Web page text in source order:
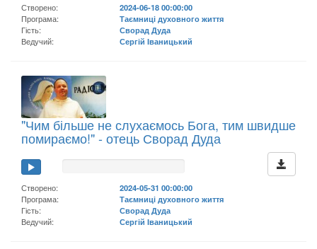
Створено:
2024-06-18 00:00:00
Програма:
Таємниці духовного життя
Гість:
Сворад Дуда
Ведучий:
Сергій Іваницький
"Чим більше не слухаємось Бога, тим швидше
помираємо!" - отець Сворад Дуда
Створено:
2024-05-31 00:00:00
Програма:
Таємниці духовного життя
Гість:
Сворад Дуда
Ведучий:
Сергій Іваницький